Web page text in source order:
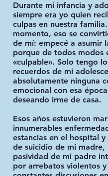
Durante mi infancia y
siempre era yo quien
culpas en nuestra
momento, eso se
de mí: empecé a asumir
porque de todos modos
«culpable». Solo tengo
recuerdos de mi
absolutamente ninguna
emocional con esa
deseando irme de casa.
Esos años estuvieron
innumerables
estancias en el hospital
de suicidio de mi madre,
pasividad de mi padre
por arrebatos violentos